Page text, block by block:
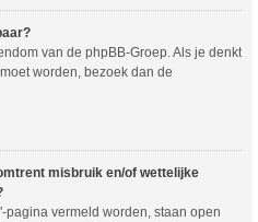
van de phpBB-Groep. Als je denkt
worden, bezoek dan de
misbruik en/of wettelijke
vermeld worden, staan open